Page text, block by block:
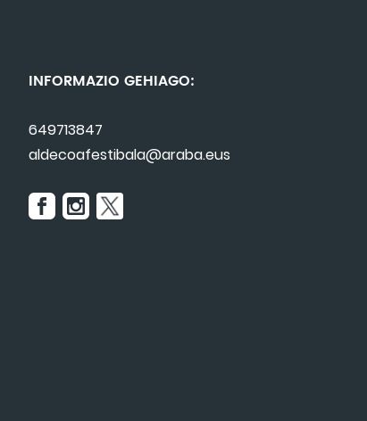
INFORMAZIO GEHIAGO:
649713847
aldecoafestibala@araba.eus